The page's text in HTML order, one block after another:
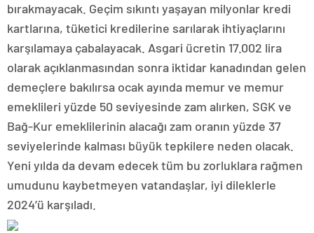
bırakmayacak. Geçim sıkıntı yaşayan milyonlar kredi
kartlarına, tüketici kredilerine sarılarak ihtiyaçlarını
karşılamaya çabalayacak. Asgari ücretin 17.002 lira
olarak açıklanmasından sonra iktidar kanadından gelen
demeçlere bakılırsa ocak ayında memur ve memur
emeklileri yüzde 50 seviyesinde zam alırken, SGK ve
Bağ-Kur emeklilerinin alacağı zam oranın yüzde 37
seviyelerinde kalması büyük tepkilere neden olacak.
Yeni yılda da devam edecek tüm bu zorluklara rağmen
umudunu kaybetmeyen vatandaşlar, iyi dileklerle
2024’ü karşıladı.